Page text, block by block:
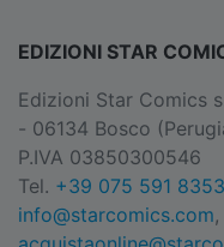
EDIZIONI STAR
Edizioni Star Comics
- 06134 Bosco
P.IVA 03850300546
Tel. +39 075 591 8353
info@starcomics.com